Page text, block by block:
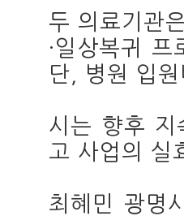
두 의료기관
·일상복귀
단, 병원 입
시는 향후 지
고 사업의 실
최혜민 광명